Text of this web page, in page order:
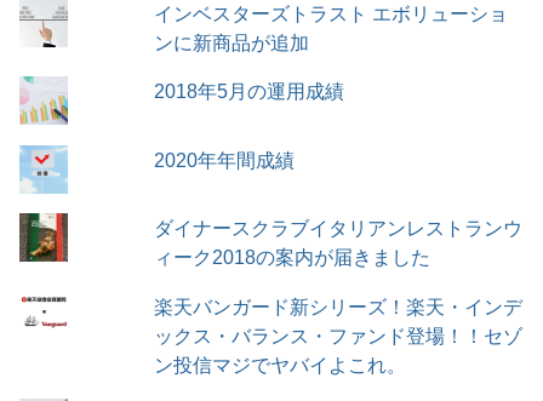
インベスターズトラスト エボリューショ
ンに新商品が追加
2018年5月の運用成績
2020年年間成績
ダイナースクラブイタリアンレストランウ
ィーク2018の案内が届きました
楽天バンガード新シリーズ！楽天・インデ
ックス・バランス・ファンド登場！！セゾ
ン投信マジでヤバイよこれ。